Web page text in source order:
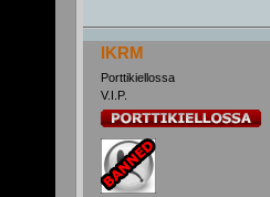
IKRM
Porttikiellossa
V.I.P.